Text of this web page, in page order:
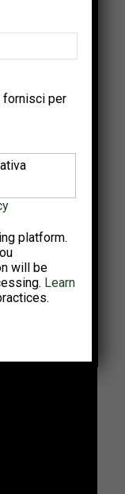
organica,
è
materiale
in
fornisci per
platform.
will be
Learn